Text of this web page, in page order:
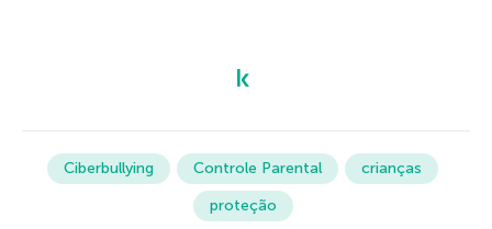
Ciberbullying Controle Parental
crianças
proteção